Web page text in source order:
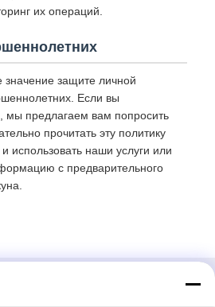
их операций.
защите личной
Если вы
мы предлагаем вам попросить
прочитать эту политику
использовать наши услуги или
с предварительного